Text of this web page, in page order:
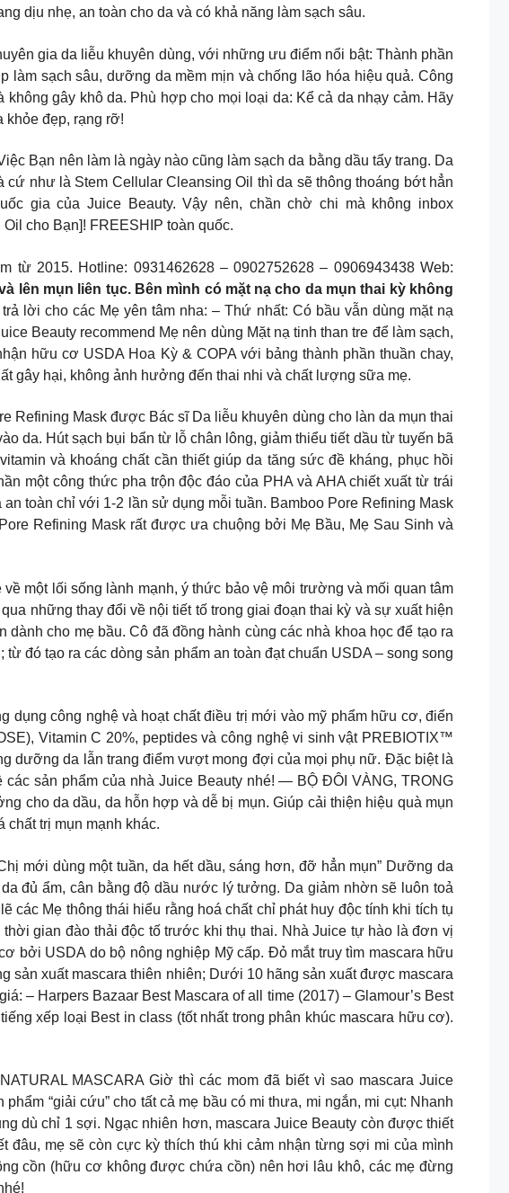
dịu nhẹ, an toàn cho da và có khả năng làm sạch sâu.
gia da liễu khuyên dùng, với những ưu điểm nổi bật: Thành phần
sạch sâu, dưỡng da mềm mịn và chống lão hóa hiệu quả. Công
gây khô da. Phù hợp cho mọi loại da: Kể cả da nhạy cảm. Hãy
khỏe đẹp, rạng rỡ!
Bạn nên làm là ngày nào cũng làm sạch da bằng dầu tẩy trang. Da
như là Stem Cellular Cleansing Oil thì da sẽ thông thoáng bớt hẳn
gia của Juice Beauty. Vậy nên, chần chờ chi mà không inbox
cho Bạn]! FREESHIP toàn quốc.
2015. Hotline: ​0931462628 – 0902752628 – 0906943438 Web:
lên mụn liên tục. Bên mình có mặt nạ cho da mụn thai kỳ không
lời cho các Mẹ yên tâm nha: – Thứ nhất: Có bầu vẫn dùng mặt nạ
Beauty recommend Mẹ nên dùng Mặt nạ tinh than tre để làm sạch,
hữu cơ USDA Hoa Kỳ & COPA với bảng thành phần thuần chay,
gây hại, không ảnh hưởng đến thai nhi và chất lượng sữa mẹ.
Refining Mask được Bác sĩ Da liễu khuyên dùng cho làn da mụn thai
da. Hút sạch bụi bẩn từ lỗ chân lông, giảm thiểu tiết dầu từ tuyến bã
và khoáng chất cần thiết giúp da tăng sức đề kháng, phục hồi
một công thức pha trộn độc đáo của PHA và AHA chiết xuất từ trái
toàn chỉ với 1-2 lần sử dụng mỗi tuần. Bamboo Pore Refining Mask
Refining Mask rất được ưa chuộng bởi Mẹ Bầu, Mẹ Sau Sinh và
một lối sống lành mạnh, ý thức bảo vệ môi trường và mối quan tâm
những thay đổi về nội tiết tố trong giai đoạn thai kỳ và sự xuất hiện
cho mẹ bầu. Cô đã đồng hành cùng các nhà khoa học để tạo ra
đó tạo ra các dòng sản phẩm an toàn đạt chuẩn USDA – song song
công nghệ và hoạt chất điều trị mới vào mỹ phẩm hữu cơ, điển
Vitamin C 20%, peptides và công nghệ vi sinh vật PREBIOTIX™
dưỡng da lẫn trang điểm vượt mong đợi của mọi phụ nữ. Đặc biệt là
sản phẩm của nhà Juice Beauty nhé! — BỘ ĐÔI VÀNG, TRONG
cho da dầu, da hỗn hợp và dễ bị mụn. Giúp cải thiện hiệu quà mụn
chất trị mụn mạnh khác.
mới dùng một tuần, da hết dầu, sáng hơn, đỡ hẳn mụn” Dưỡng da
đủ ẩm, cân bằng độ dầu nước lý tưởng. Da giảm nhờn sẽ luôn toả
Mẹ thông thái hiểu rằng hoá chất chỉ phát huy độc tính khi tích tụ
gian đào thải độc tố trước khi thụ thai. Nhà Juice tự hào là đơn vị
bởi USDA do bộ nông nghiệp Mỹ cấp. Đỏ mắt truy tìm mascara hữu
sản xuất mascara thiên nhiên; Dưới 10 hãng sản xuất được mascara
– Harpers Bazaar Best Mascara of all time (2017) – Glamour’s Best
xếp loại Best in class (tốt nhất trong phân khúc mascara hữu cơ).
MASCARA Giờ thì các mom đã biết vì sao mascara Juice
“giải cứu” cho tất cả mẹ bầu có mi thưa, mi ngắn, mi cụt: Nhanh
dù chỉ 1 sợi. Ngạc nhiên hơn, mascara Juice Beauty còn được thiết
đâu, mẹ sẽ còn cực kỳ thích thú khi cảm nhận từng sợi mi của mình
cồn (hữu cơ không được chứa cồn) nên hơi lâu khô, các mẹ đừng